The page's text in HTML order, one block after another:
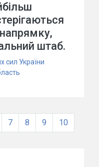
штаб.
сил України
7 8 9 10